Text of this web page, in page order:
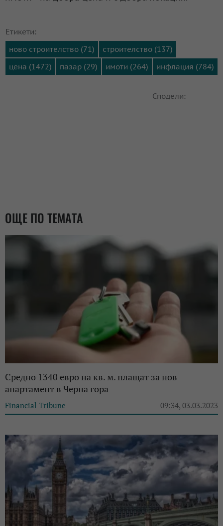
Етикети:
ново строителство (71)
строителство (137)
цена (1472)
пазар (29) имоти (264) инфлация (784)
Сподели:
ОЩЕ ПО ТЕМАТА
Средно 1340 евро на кв. м. плащат за нов
апартамент в Черна гора
Financial Tribune 09:34, 03.03.2023